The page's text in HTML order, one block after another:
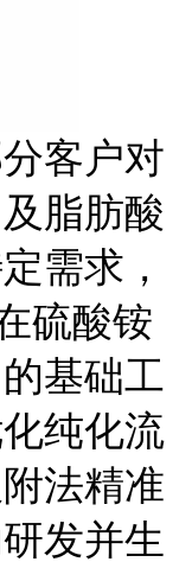
客户对
脂肪酸
需求，
硫酸铵
基础工
纯化流
法精准
发并生